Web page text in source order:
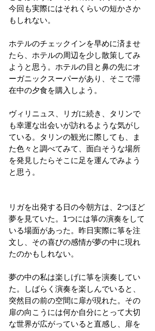
今回も実際にはそれくらいの短かさか
もしれない。
ホテルのチェックインを早めに済ませ
たら、ホテルの周辺を少し散策してみ
ようと思う。ホテルの目と鼻の先にオ
ーガニックスーパーがあり、そこで滞
在中の夕食を購入しよう。
ヴィリニュス、リガに続き、タリンで
も幸運な出会いが訪れるような気がし
ている。タリンの観光に際しても、ま
た色々と調べてみて、面白そうな場所
を発見したらそこに足を運んでみよう
と思う。
リガを出発する日の今朝方は、2つほど
夢を見ていた。1つには箏の演奏をして
いる場面があった。昨日実際に箏を注
文し、その喜びの感情が夢の中に現れ
たのかもしれない。
夢の中の私は楽しげに箏を演奏してい
た。しばらく演奏を楽しんでいると、
突然目の前の空間に扉が現れた。その
扉の向こうには何か自分にとって大切
な世界が広がっていると直感し、扉を